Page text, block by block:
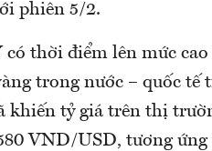
phiên 5/2.
thời điểm lên mức cao
trong nước – quốc tế
khiến tỷ giá trên thị
VND/USD, tương ứng